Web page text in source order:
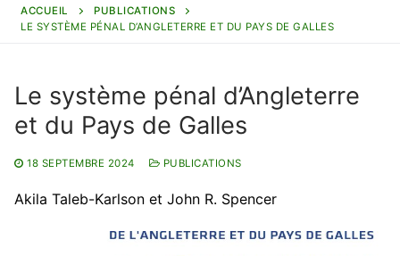
:
CDPC
Pour nous contacter
ACCUEIL
PUBLICATIONS
LE SYSTÈME PÉNAL D’ANGLETERRE ET DU PAYS DE GALLES
Le système pénal d’Angleterre
et du Pays de Galles
18 SEPTEMBRE 2024 PUBLICATIONS
Akila Taleb-Karlson et John R. Spencer